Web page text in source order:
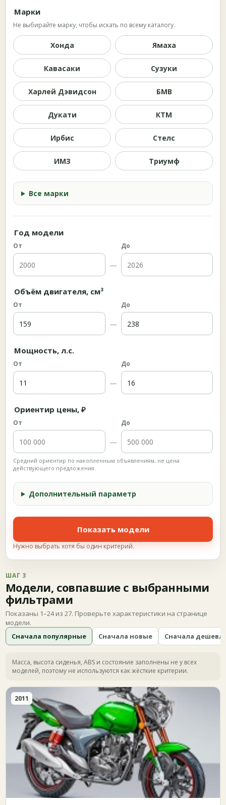
Марки
Не выбирайте марку, чтобы искать по всему каталогу.
Хонда Ямаха
Кавасаки Сузуки
Харлей Дэвидсон БМВ
Дукати КТМ
Ирбис Стелс
ИМЗ Триумф
Все марки
Год модели
От
—
До
Объём двигателя, см³
От
—
До
Мощность, л.с.
От
—
До
Ориентир цены, ₽
От
—
До
Средний ориентир по накопленным объявлениям, не цена
действующего предложения.
Дополнительный параметр
Показать модели
Нужно выбрать хотя бы один критерий.
ШАГ 3
Модели, совпавшие с выбранными
фильтрами
Показаны 1–24 из 27. Проверьте характеристики на странице
модели.
Сначала популярные
Сначала новые Сначала
Масса, высота сиденья, ABS и состояние заполнены не у всех
моделей, поэтому не используются как жёсткие критерии.
2011